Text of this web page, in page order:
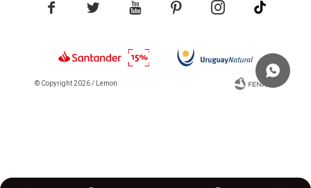
    
© Copyright 2026 / Lemon
Fenicio